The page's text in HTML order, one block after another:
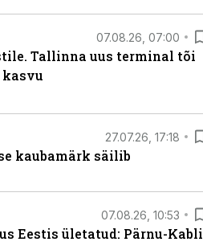
07.08.26, 07:00
Tallinna uus terminal tõi
27.07.26, 17:18
kaubamärk säilib
07.08.26, 10:53
Eestis ületatud: Pärnu-Kabli